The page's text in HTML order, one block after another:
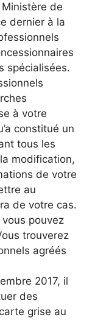
de
dernier à la
spécialisées.
à votre
constitué un
tous les
modification,
de votre
au
de votre cas.
pouvez
trouverez
agréés
2017, il
des
grise au